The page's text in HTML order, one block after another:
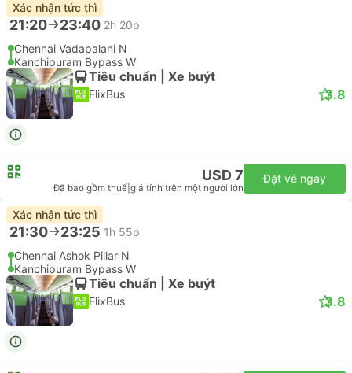
Xác nhận tức thì
21:20 23:40 2h 20p
Chennai Vadapalani N
Kanchipuram Bypass W
Tiêu chuẩn | Xe buýt
FlixBus 3.8
USD 7
Đã bao gồm thuế giá tính trên một người lớn
Đặt vé ngay
Xác nhận tức thì
21:30 23:25 1h 55p
Chennai Ashok Pillar N
Kanchipuram Bypass W
Tiêu chuẩn | Xe buýt
FlixBus 3.8